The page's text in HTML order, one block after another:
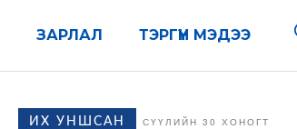
ТЭРГҮҮН МЭДЭЭ
ЗАРЛАЛ
ИХ УНШСАН СҮҮЛИЙН 30 ХОНОГТ